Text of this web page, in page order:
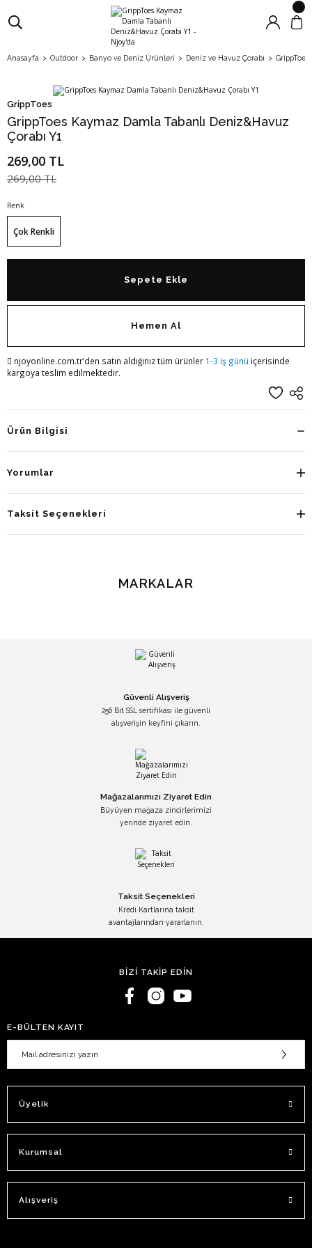
Anasayfa Outdoor Banyo ve Deniz Ürünleri Deniz ve Havuz Çorabı
GrippToes
GrippToes Kaymaz Damla Tabanlı Deniz&Havuz
Çorabı Y1
269,00 TL
269,00 TL
Renk
Çok Renkli
Sepete Ekle
Hemen Al
njoyonline.com.tr’den satın aldığınız tüm ürünler 1-3 iş günü içerisinde
kargoya teslim edilmektedir.
Ürün Bilgisi
Yorumlar
Taksit Seçenekleri
MARKALAR
Güvenli Alışveriş
256 Bit SSL sertifikası ile güvenli
alışverişin keyfini çıkarın.
Mağazalarımızı Ziyaret Edin
Büyüyen mağaza zincirlerimizi
yerinde ziyaret edin.
Taksit Seçenekleri
Kredi Kartlarına taksit
avantajlarından yararlanın.
BİZİ TAKİP EDİN
E-BÜLTEN KAYIT
Üyelik
Kurumsal
Alışveriş